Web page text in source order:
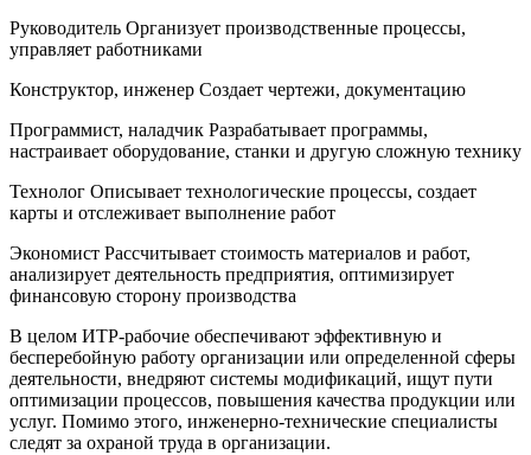
Руководитель Организует производственные процессы,
управляет работниками
Конструктор, инженер Создает чертежи, документацию
Программист, наладчик Разрабатывает программы,
настраивает оборудование, станки и другую сложную технику
Технолог Описывает технологические процессы, создает
карты и отслеживает выполнение работ
Экономист Рассчитывает стоимость материалов и работ,
анализирует деятельность предприятия, оптимизирует
финансовую сторону производства
В целом ИТР-рабочие обеспечивают эффективную и
бесперебойную работу организации или определенной сферы
деятельности, внедряют системы модификаций, ищут пути
оптимизации процессов, повышения качества продукции или
услуг. Помимо этого, инженерно-технические специалисты
следят за охраной труда в организации.